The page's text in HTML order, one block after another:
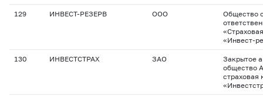
129 ИНВЕСТ-РЕЗЕРВ ООО
Общество
«Инвест-
130 ИНВЕСТСТРАХ ЗАО
Закрытое
общество
страховая